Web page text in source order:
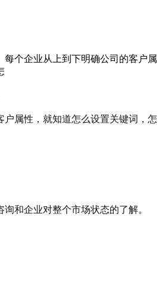
个企业从上到下明确公司的客户属
属性，就知道怎么设置关键词，怎
和企业对整个市场状态的了解。